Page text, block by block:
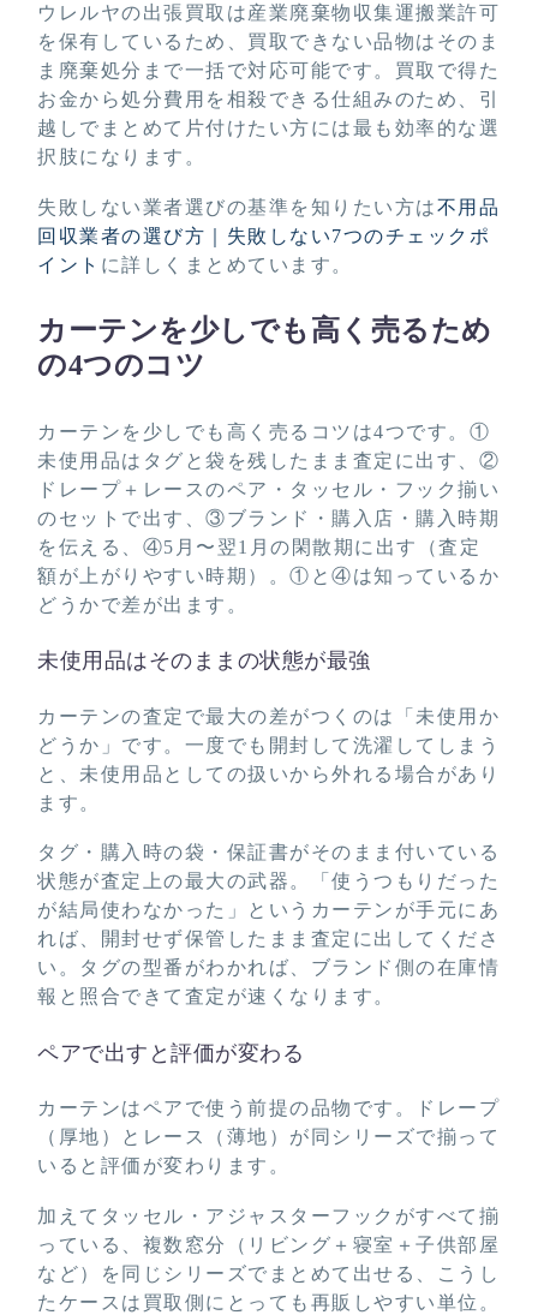
ウレルヤの出張買取は産業廃棄物収集運搬業許可
を保有しているため、買取できない品物はそのま
ま廃棄処分まで一括で対応可能です。買取で得た
お金から処分費用を相殺できる仕組みのため、引
越しでまとめて片付けたい方には最も効率的な選
択肢になります。
失敗しない業者選びの基準を知りたい方は不用品
回収業者の選び方｜失敗しない7つのチェックポ
イント に詳しくまとめています。
カーテンを少しでも高く売るため
の4つのコツ
カーテンを少しでも高く売るコツは4つです。①
未使用品はタグと袋を残したまま査定に出す、②
ドレープ＋レースのペア・タッセル・フック揃い
のセットで出す、③ブランド・購入店・購入時期
を伝える、④5月〜翌1月の閑散期に出す（査定
額が上がりやすい時期）。①と④は知っているか
どうかで差が出ます。
未使用品はそのままの状態が最強
カーテンの査定で最大の差がつくのは「未使用か
どうか」です。一度でも開封して洗濯してしまう
と、未使用品としての扱いから外れる場合があり
ます。
タグ・購入時の袋・保証書がそのまま付いている
状態が査定上の最大の武器。「使うつもりだった
が結局使わなかった」というカーテンが手元にあ
れば、開封せず保管したまま査定に出してくださ
い。タグの型番がわかれば、ブランド側の在庫情
報と照合できて査定が速くなります。
ペアで出すと評価が変わる
カーテンはペアで使う前提の品物です。ドレープ
（厚地）とレース（薄地）が同シリーズで揃って
いると評価が変わります。
加えてタッセル・アジャスターフックがすべて揃
っている、複数窓分（リビング＋寝室＋子供部屋
など）を同じシリーズでまとめて出せる、こうし
たケースは買取側にとっても再販しやすい単位。